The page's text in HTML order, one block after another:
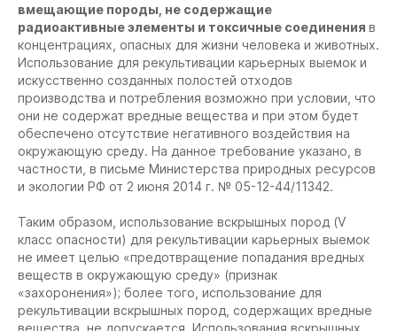
вмещающие породы, не содержащие
радиоактивные элементы и токсичные соединения в
концентрациях, опасных для жизни человека и животных.
Использование для рекультивации карьерных выемок и
искусственно созданных полостей отходов
производства и потребления возможно при условии, что
они не содержат вредные вещества и при этом будет
обеспечено отсутствие негативного воздействия на
окружающую среду. На данное требование указано, в
частности, в письме Министерства природных ресурсов
и экологии РФ от 2 июня 2014 г. № 05-12-44/11342.
Таким образом, использование вскрышных пород (V
класс опасности) для рекультивации карьерных выемок
не имеет целью «предотвращение попадания вредных
веществ в окружающую среду» (признак
«захоронения»); более того, использование для
рекультивации вскрышных пород, содержащих вредные
вещества, не допускается. Использования вскрышных